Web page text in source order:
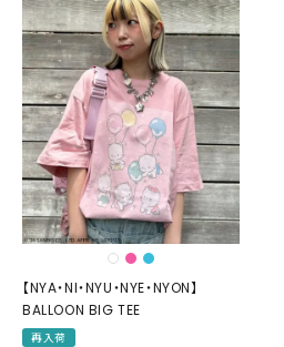
【NYA・NI・NYU・NYE・NYON】
BALLOON BIG TEE
再入荷